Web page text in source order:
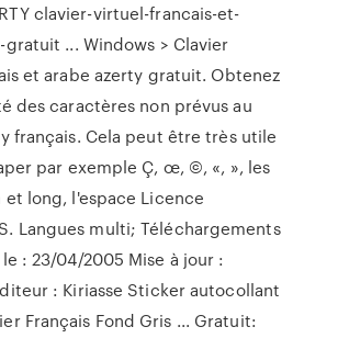
clavier-virtuel-francais-et-
gratuit ... Windows > Clavier
et arabe azerty gratuit. Obtenez
des caractères non prévus au
français. Cela peut être très utile
par exemple Ç, œ, ©, «, », les
long, l'espace Licence
Langues multi; Téléchargements
: 23/04/2005 Mise à jour :
: Kiriasse Sticker autocollant
Français Fond Gris ... Gratuit: